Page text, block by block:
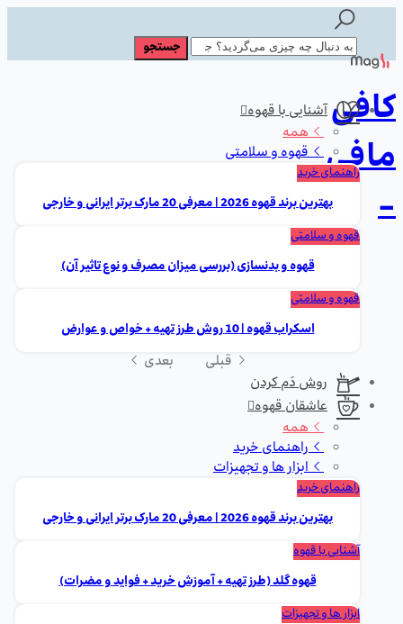
کافی
مافی
-
آشنایی با قهوه
همه
قهوه و سلامتی
راهنمای خرید
بهترین برند قهوه 2026 | معرفی 20 مارک برتر ایرانی و خارجی
قهوه و سلامتی
قهوه و بدنسازی (بررسی میزان مصرف و نوع تاثیر آن)
قهوه و سلامتی
اسکراب قهوه | 10 روش طرز تهیه + خواص و عوارض
قبلی
بعدی
روش دَم کردن
عاشقان قهوه
همه
راهنمای خرید
ابزار ها و تجهیزات
راهنمای خرید
بهترین برند قهوه 2026 | معرفی 20 مارک برتر ایرانی و خارجی
آشنایی با قهوه
قهوه گلد (طرز تهیه + آموزش خرید + فواید و مضرات)
ابزار ها و تجهیزات